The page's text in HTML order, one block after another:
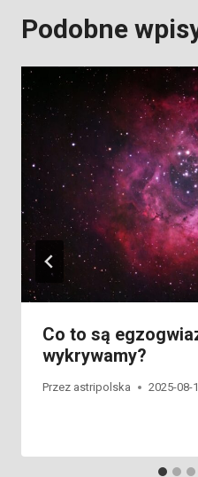
Podobne
Co to są
wykrywamy?
Przez astripolska 2025-08-